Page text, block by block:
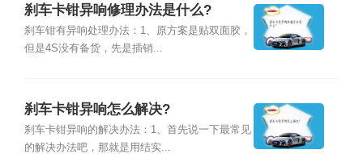
刹车卡钳异响修理办法是什么?
刹车钳有异响处理办法：1、原方案是贴双面胶，
但是4S没有备货，先是插销...
刹车卡钳异响怎么解决?
刹车卡钳异响的解决办法：1、首先说一下最常见
的解决办法吧，那就是用结实...